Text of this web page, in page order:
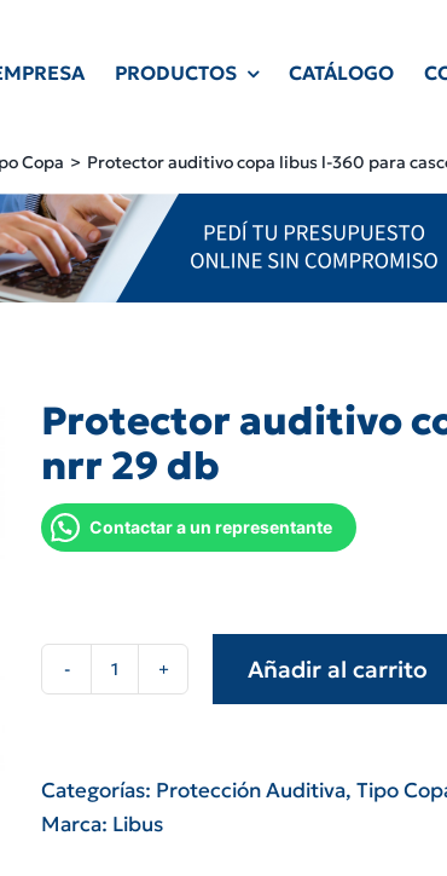
PRODUCTOS CATÁLOGO
Copa Protector auditivo copa libus l-360 para
Protector auditivo
nrr 29 db
Contactar a un representante
Protector
libus
l-
Añadir al carrito
Categorías: Protección Auditiva, Tipo
Marca: Libus